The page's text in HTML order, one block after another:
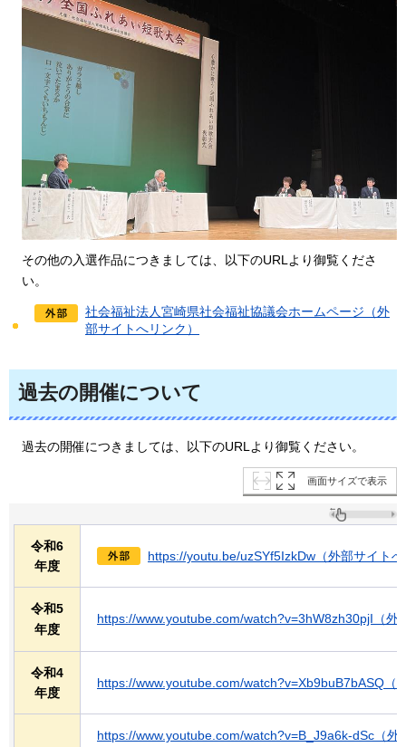
その他の入選作品につきましては、以下のURLより御覧くださ
い。
社会福祉法人宮崎県社会福祉協議会ホームページ（外
部サイトへリンク）
過去の開催について
過去の開催につきましては、以下のURLより御覧ください。
画面サイズで表示
令和6
年度
https://youtu.be/uzSYf5IzkDw（外部サイト
令和5
年度
https://www.youtube.com/watch?v=3hW8zh30pjI（外
令和4
年度
https://www.youtube.com/watch?v=Xb9buB7bASQ（
https://www.youtube.com/watch?v=B_J9a6k-dSc（外